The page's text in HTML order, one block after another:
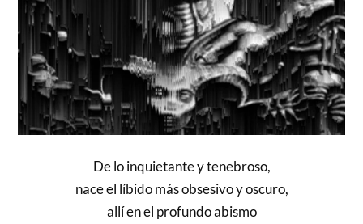
De lo inquietante y tenebroso,
nace el líbido más obsesivo y oscuro,
allí en el profundo abismo